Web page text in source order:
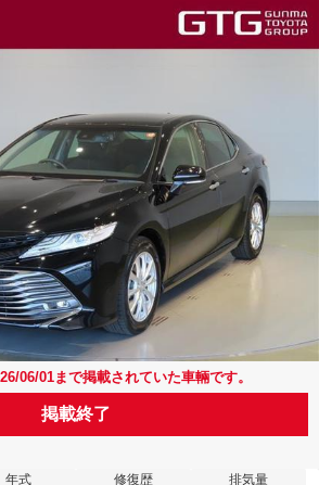
06/01まで掲載されていた車輛です。
掲載終了
年式 修復歴 排気量